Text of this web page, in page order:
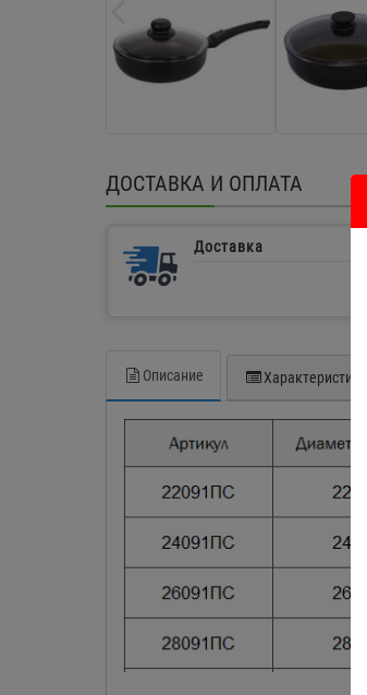
ДОСТАВКА И ОПЛАТА
Доставка
Описание Характеристики